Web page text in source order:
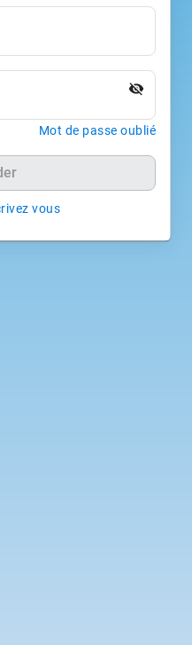
visibility_off
Mot de passe oublié
vous